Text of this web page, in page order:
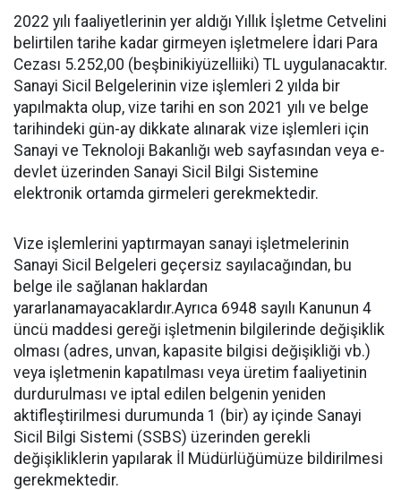
2022 yılı faaliyetlerinin yer aldığı Yıllık İşletme Cetvelini
belirtilen tarihe kadar girmeyen işletmelere İdari Para
Cezası 5.252,00 (beşbinikiyüzelliiki) TL uygulanacaktır.
Sanayi Sicil Belgelerinin vize işlemleri 2 yılda bir
yapılmakta olup, vize tarihi en son 2021 yılı ve belge
tarihindeki gün-ay dikkate alınarak vize işlemleri için
Sanayi ve Teknoloji Bakanlığı web sayfasından veya e-
devlet üzerinden Sanayi Sicil Bilgi Sistemine
elektronik ortamda girmeleri gerekmektedir.
Vize işlemlerini yaptırmayan sanayi işletmelerinin
Sanayi Sicil Belgeleri geçersiz sayılacağından, bu
belge ile sağlanan haklardan
yararlanamayacaklardır.Ayrıca 6948 sayılı Kanunun 4
üncü maddesi gereği işletmenin bilgilerinde değişiklik
olması (adres, unvan, kapasite bilgisi değişikliği vb.)
veya işletmenin kapatılması veya üretim faaliyetinin
durdurulması ve iptal edilen belgenin yeniden
aktifleştirilmesi durumunda 1 (bir) ay içinde Sanayi
Sicil Bilgi Sistemi (SSBS) üzerinden gerekli
değişikliklerin yapılarak İl Müdürlüğümüze bildirilmesi
gerekmektedir.